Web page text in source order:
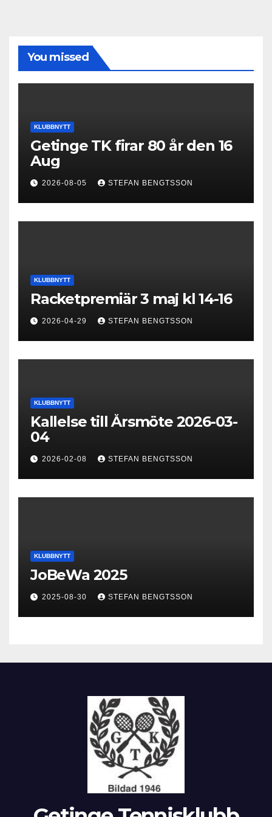
You missed
KLUBBNYTT
Getinge TK firar 80 år den 16
Aug
2026-08-05 STEFAN BENGTSSON
KLUBBNYTT
Racketpremiär 3 maj kl 14-16
2026-04-29 STEFAN BENGTSSON
KLUBBNYTT
Kallelse till Årsmöte 2026-03-
04
2026-02-08 STEFAN BENGTSSON
KLUBBNYTT
JoBeWa 2025
2025-08-30 STEFAN BENGTSSON